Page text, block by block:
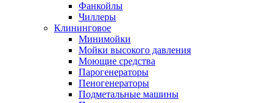
Фанкойлы
Чиллеры
Клининговое
Минимойки
Мойки высокого давления
Моющие средства
Парогенераторы
Пеногенераторы
Подметальные машины